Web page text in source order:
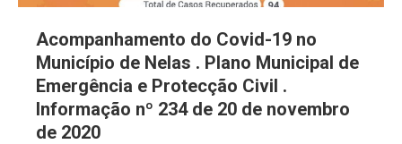
Acompanhamento do Covid-19 no
Município de Nelas . Plano Municipal de
Emergência e Protecção Civil .
Informação nº 234 de 20 de novembro
de 2020